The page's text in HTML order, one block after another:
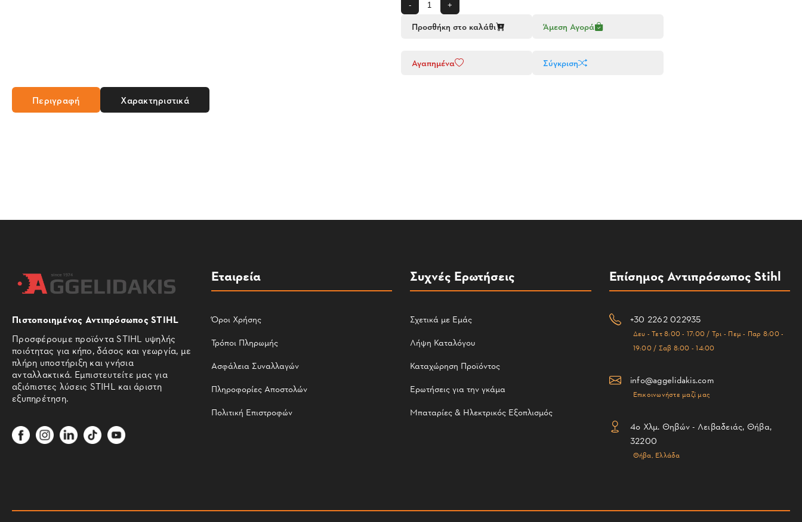
- +
Προσθήκη στο καλάθι Άμεση Αγορά
Αγαπημένα Σύγκριση
Περιγραφή Χαρακτηριστικά
Πιστοποιημένος Αντιπρόσωπος STIHL
Προσφέρουμε προϊόντα STIHL υψηλής
ποιότητας για κήπο, δάσος και γεωργία, με
πλήρη υποστήριξη και γνήσια
ανταλλακτικά. Εμπιστευτείτε μας για
αξιόπιστες λύσεις STIHL και άριστη
εξυπηρέτηση.
Εταιρεία
Όροι Χρήσης
Τρόποι Πληρωμής
Ασφάλεια Συναλλαγών
Πληροφορίες Αποστολών
Πολιτική Επιστροφών
Συχνές Ερωτήσεις
Σχετικά με Εμάς
Λήψη Καταλόγου
Καταχώρηση Προϊόντος
Ερωτήσεις για την γκάμα
Μπαταρίες & Ηλεκτρικός Εξοπλισμός
Επίσημος Αντιπρόσωπος Stihl
+30 2262 022935
Δευ - Τετ 8:00 - 17:00 / Τρι - Πεμ - Παρ 8:00 -
19:00 / Σαβ 8:00 - 14:00
info@aggelidakis.com
Επικοινωνήστε μαζί μας
4ο Χλμ. Θηβών - Λειβαδειάς, Θήβα,
32200
Θήβα, Ελλάδα